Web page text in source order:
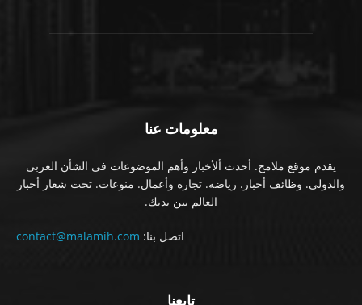
معلومات عنا
يقدم موقع ملامح. أحدث ألأخبار وأهم الموضوعات فى الشأن العربى
والدولى. وظائف أخبار. رياضه. تجاره وأعمال. منوعات. تحت شعار أخبار
العالم بين يديك.
اتصل بنا: contact@malamih.com
تابعنا